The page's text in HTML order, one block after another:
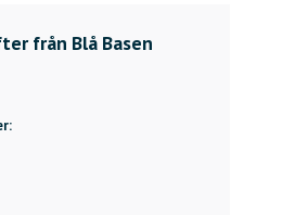
från Blå Basen